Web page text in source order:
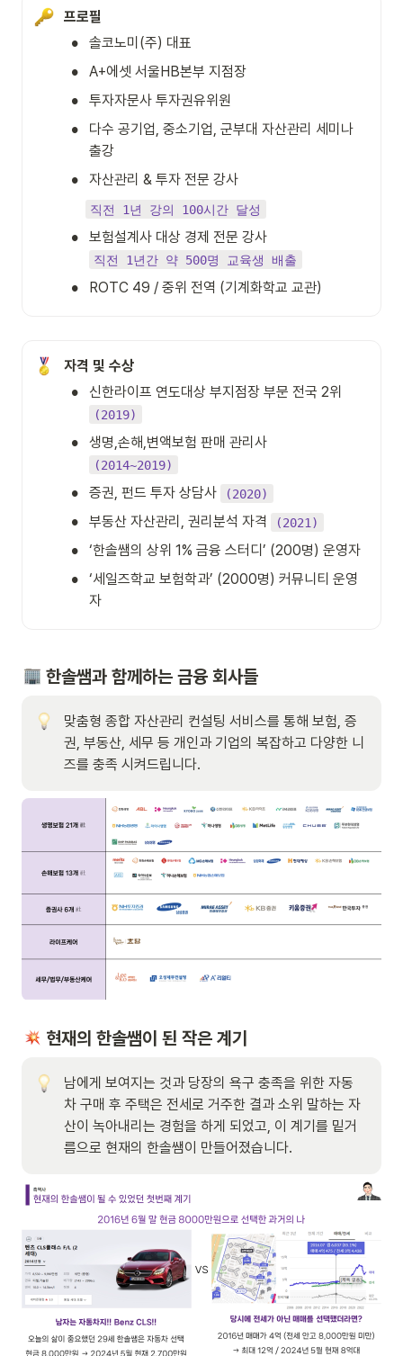
프로필
• 솔코노미(주) 대표
• A+에셋 서울HB본부 지점장
• 투자자문사 투자권유위원
•
다수 공기업, 중소기업, 군부대 자산관리 세미나
출강
• 자산관리 & 투자 전문 강사
직전 1년 강의 100시간 달성
•
직전 1년간 약 500명 교육생 배출
• ROTC 49 / 중위 전역 (기계화학교 교관)
자격 및 수상
•
(2019)
•
(2014~2019)
• 증권, 펀드 투자 상담사 (2020)
• 부동산 자산관리, 권리분석 자격 (2021)
• ‘한솔쌤의 상위 1% 금융 스터디’ (200명) 운영자
•
‘세일즈학교 보험학과’ (2000명) 커뮤니티 운영
자
한솔쌤과 함께하는 금융 회사들
맞춤형 종합 자산관리 컨설팅 서비스를 통해 보험, 증
권, 부동산, 세무 등 개인과 기업의 복잡하고 다양한 니
즈를 충족 시켜드립니다.
현재의 한솔쌤이 된 작은 계기
남에게 보여지는 것과 당장의 욕구 충족을 위한 자동
차 구매 후 주택은 전세로 거주한 결과 소위 말하는 자
산이 녹아내리는 경험을 하게 되었고, 이 계기를 밑거
름으로 현재의 한솔쌤이 만들어졌습니다.